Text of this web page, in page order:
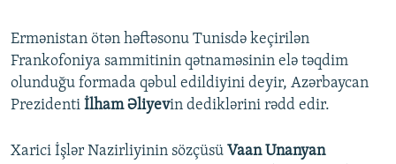
XƏBƏR BÜLLETENLƏRIMIZ
1080p
480p
720p
1080p
Ermənistan ötən həftəsonu Tunisdə keçirilən
Frankofoniya sammitinin qətnaməsinin elə təqdim
olunduğu formada qəbul edildiyini deyir, Azərbaycan
Prezidenti İlham Əliyevin dediklərini rədd edir.
Xarici İşlər Nazirliyinin sözçüsü Vaan Unanyan